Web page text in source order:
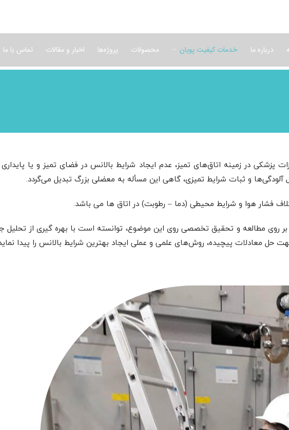
درباره ما خدمات کیفیت پویان محصولات پروژه‌ها اخبار و مقالات تماس با ما
در زمینه اتاق‌های تمیز، عدم ایجاد شرایط بالانس در فضای تمیز و یا
آلودگی‌ها و ثبات شرایط تمیزی، گاهی این مسأله به معضلی بزرگ تبدیل می‌گردد.
فشار هوا و شرایط محیطی (دما – رطوبت) در اتاق ها می باشد.
مطالعه و تحقیق تخصصی روی این موضوع، توانسته است با بهره گیری از تحلیل
حل معادلات پیچیده، روش‌های علمی و عملی ایجاد بهترین شرایط بالانس را پیدا